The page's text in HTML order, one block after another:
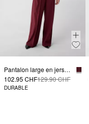
Pantalon large en jersey avec ceinture élastique
102.95 CHF129.90 CHF
DURABLE